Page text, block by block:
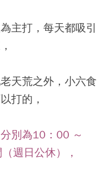
主打，每天都吸引
天荒之外， 小六食
打的，
別為10：00 ～
週日公休），